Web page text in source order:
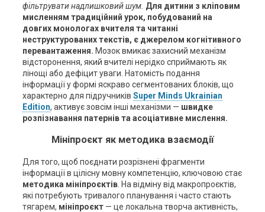
фільтрувати надлишковий шум. Для дитини з кліповим
мисленням традиційний урок, побудований на
довгих монологах вчителя та читанні
неструктурованих текстів, є джерелом когнітивного
перевантаження. Мозок вмикає захисний механізм
відсторонення, який вчителі нерідко сприймають як
лінощі або дефіцит уваги. Натомість подання
інформації у формі яскраво сегментованих блоків, що
характерно для підручників Super Minds Ukrainian
Edition, активує зовсім інші механізми — швидке
розпізнавання патернів та асоціативне мислення.
Мініпроєкт як методика взаємодії
Для того, щоб поєднати розрізнені фрагменти
інформації в цілісну мовну компетенцію, ключовою стає
методика мініпроєктів. На відміну від макропроєктів,
які потребують тривалого планування і часто стають
тягарем, мініпроєкт— це локальна творча активність,